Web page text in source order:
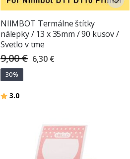
NIIMBOT Termálne štítky
nálepky / 13 x 35mm / 90 kusov /
Svetlo v tme
9,00 € Special
Price
6,30 €
30%
Hodnotenie:
3.0z 5 hviezdičiek